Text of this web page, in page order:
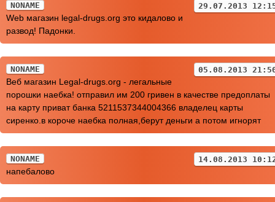
NONAME 29.07.2013
Web магазин legal-drugs.org это кидалово и
развод! Падонки.
NONAME 05.08.2013
Веб магазин Legal-drugs.org - легальные
порошки наебка! отправил им 200 гривен в качестве предоплаты
на карту приват банка 5211537344004366 владелец карты
сиренко.в короче наебка полная,берут деньги а потом игнорят
NONAME 14.08.2013
напебалово